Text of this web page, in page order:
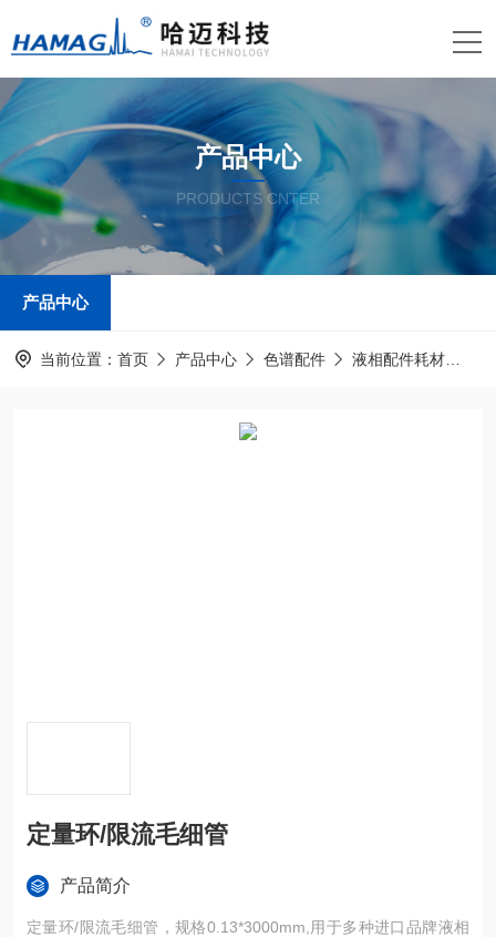
产品中心
PRODUCTS CNTER
产品中心
当前位置： 首页 产品中心 色谱配件 液相配件耗材
定量环/限流毛细管
产品简介
定量环/限流毛细管，规格0.13*3000mm,用于多种进口品牌液相